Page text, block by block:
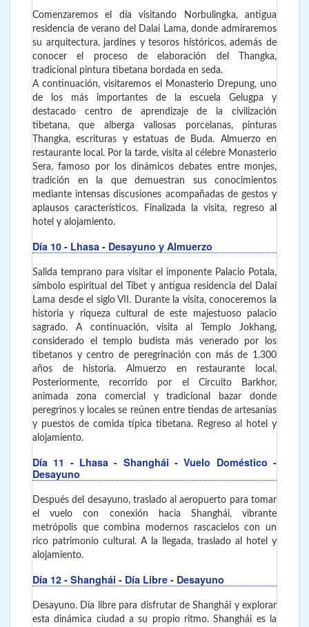
Comenzaremos el día visitando Norbulingka, antigua
residencia de verano del Dalai Lama, donde admiraremos
su arquitectura, jardines y tesoros históricos, además de
conocer el proceso de elaboración del Thangka,
tradicional pintura tibetana bordada en seda.
A continuación, visitaremos el Monasterio Drepung, uno
de los más importantes de la escuela Gelugpa y
destacado centro de aprendizaje de la civilización
tibetana, que alberga valiosas porcelanas, pinturas
Thangka, escrituras y estatuas de Buda. Almuerzo en
restaurante local. Por la tarde, visita al célebre Monasterio
Sera, famoso por los dinámicos debates entre monjes,
tradición en la que demuestran sus conocimientos
mediante intensas discusiones acompañadas de gestos y
aplausos característicos. Finalizada la visita, regreso al
hotel y alojamiento.
Día 10 - Lhasa - Desayuno y Almuerzo
Salida temprano para visitar el imponente Palacio Potala,
símbolo espiritual del Tíbet y antigua residencia del Dalai
Lama desde el siglo VII. Durante la visita, conoceremos la
historia y riqueza cultural de este majestuoso palacio
sagrado. A continuación, visita al Templo Jokhang,
considerado el templo budista más venerado por los
tibetanos y centro de peregrinación con más de 1.300
años de historia. Almuerzo en restaurante local.
Posteriormente, recorrido por el Circuito Barkhor,
animada zona comercial y tradicional bazar donde
peregrinos y locales se reúnen entre tiendas de artesanías
y puestos de comida típica tibetana. Regreso al hotel y
alojamiento.
Día 11 - Lhasa - Shanghái - Vuelo Doméstico -
Desayuno
Después del desayuno, traslado al aeropuerto para tomar
el vuelo con conexión hacia Shanghái, vibrante
metrópolis que combina modernos rascacielos con un
rico patrimonio cultural. A la llegada, traslado al hotel y
alojamiento.
Día 12 - Shanghái - Día Libre - Desayuno
Desayuno. Día libre para disfrutar de Shanghái y explorar
esta dinámica ciudad a su propio ritmo. Shanghái es la